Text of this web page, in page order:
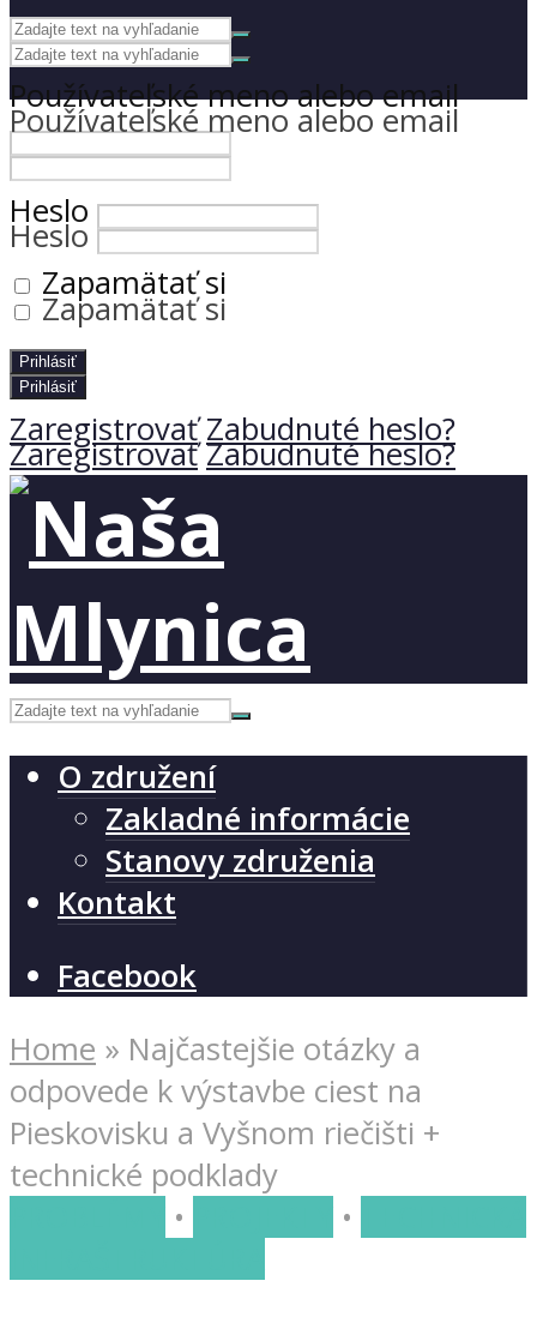
Používateľské meno alebo email
Heslo
Zapamätať si
Zaregistrovať Zabudnuté heslo?
Používateľské meno alebo email
Heslo
Zapamätať si
Zaregistrovať Zabudnuté heslo?
O združení
Zakladné informácie
Stanovy združenia
Kontakt
Facebook
Home » Najčastejšie otázky a
odpovede k výstavbe ciest na
Pieskovisku a Vyšnom riečišti +
technické podklady
• •